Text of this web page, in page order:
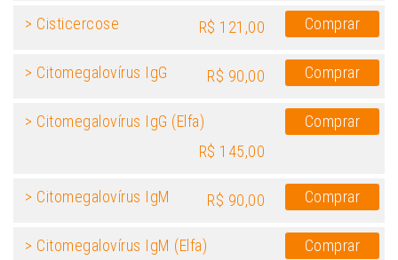
> Cisticercose R$ 121,00 Comprar
> Citomegalovírus IgG R$ 90,00 Comprar
> Citomegalovírus IgG (Elfa)
R$ 145,00
Comprar
> Citomegalovírus IgM R$ 90,00 Comprar
> Citomegalovírus IgM (Elfa)
Comprar